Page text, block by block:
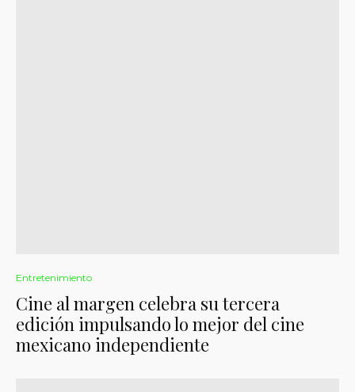
Entretenimiento
Cine al margen celebra su tercera
edición impulsando lo mejor del cine
mexicano independiente